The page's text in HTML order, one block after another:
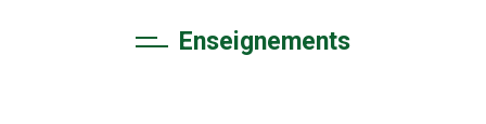
Enseignements